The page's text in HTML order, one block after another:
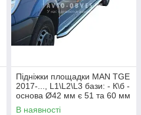
Підніжки площадки MAN TGE
2017-..., L1\L2\L3 бази: - К\б -
основа Ø42 мм є 51 та 60 мм
В наявності